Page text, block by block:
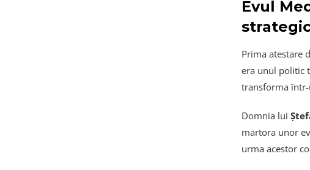
Evul
Prima atestare
era unul politic
transforma
Domnia lui
martora unor
urma acestor